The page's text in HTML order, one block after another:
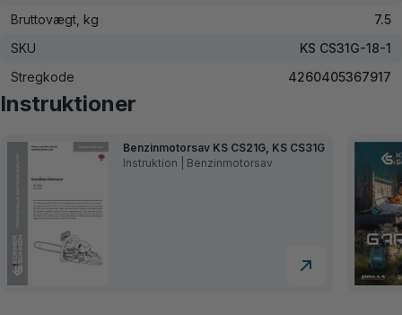
Bruttovægt, kg
7.5
SKU
KS CS31G-18-1
Stregkode
4260405367917
Instruktioner
Benzinmotorsav KS CS21G, KS CS31G
Instruktion | Benzinmotorsav